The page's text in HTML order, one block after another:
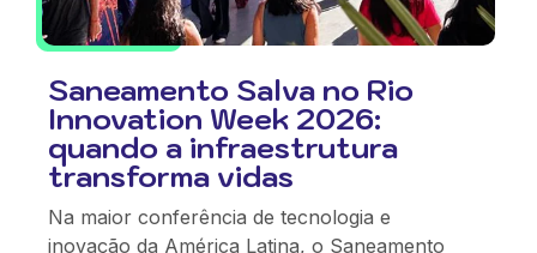
Saneamento Salva no Rio
Innovation Week 2026:
quando a infraestrutura
transforma vidas
Na maior conferência de tecnologia e
inovação da América Latina, o Saneamento